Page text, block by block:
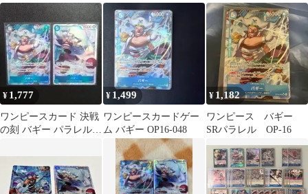
ル インペルダウンの
囚人等おまけ
フィ サカズキ ヤマ
ト バギー
SR 決戦の刻 2枚セット
¥ 1,777
ワンピースカード 決戦
の刻 バギー パラレル
¥ 1,499
ワンピースカードゲー
ム バギー OP16-048
¥ 1,182
ワンピース バギー
SRパラレル OP-16